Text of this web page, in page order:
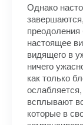
Однако
настоящее
видящего в
ничего
как только
всплывают
которые в